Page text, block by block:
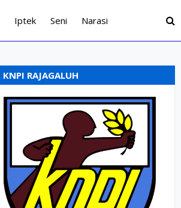
Iptek Seni Narasi
KNPI RAJAGALUH